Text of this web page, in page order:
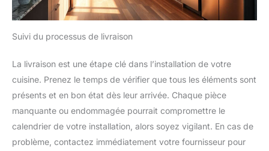
Suivi du processus de livraison
La livraison est une étape clé dans l’installation de votre
cuisine. Prenez le temps de vérifier que tous les éléments sont
présents et en bon état dès leur arrivée. Chaque pièce
manquante ou endommagée pourrait compromettre le
calendrier de votre installation, alors soyez vigilant. En cas de
problème, contactez immédiatement votre fournisseur pour